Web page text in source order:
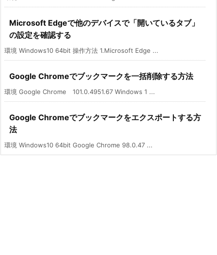
Microsoft Edgeで他のデバイスで「開いているタブ」
の設定を確認する
環境 Windows10 64bit 操作方法 1.Microsoft Edge ...
Google Chromeでブックマークを一括削除する方法
環境 Google Chrome 101.0.4951.67 Windows 1 ...
Google Chromeでブックマークをエクスポートする方
法
環境 Windows10 64bit Google Chrome 98.0.47 ...